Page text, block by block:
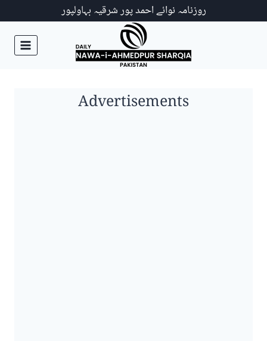
روزنامہ نوائے احمد پور شرقیہ بہاولپور
Advertisements